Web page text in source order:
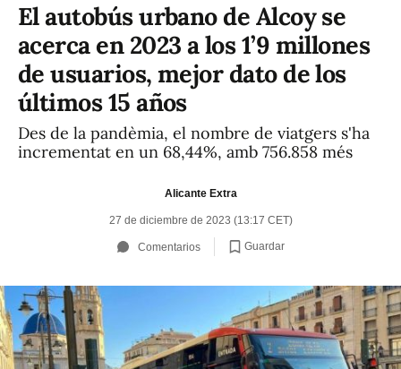
El autobús urbano de Alcoy se
acerca en 2023 a los 1’9 millones
de usuarios, mejor dato de los
últimos 15 años
Des de la pandèmia, el nombre de viatgers s'ha
incrementat en un 68,44%, amb 756.858 més
Alicante Extra
27 de diciembre de 2023 (13:17 CET)
Comentarios Guardar